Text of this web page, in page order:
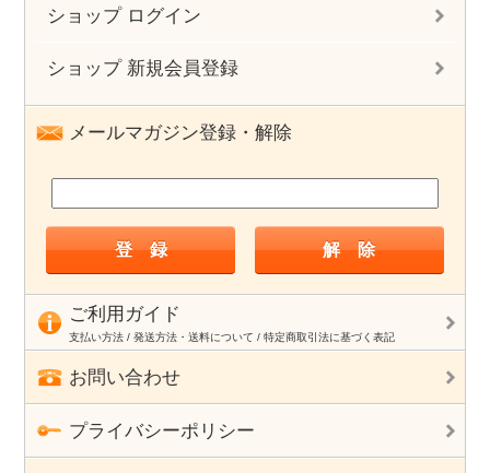
ショップ ログイン
ショップ 新規会員登録
メールマガジン登録・解除
ご利用ガイド
支払い方法 / 発送方法・送料について / 特定商取引法に基づく表記
お問い合わせ
プライバシーポリシー